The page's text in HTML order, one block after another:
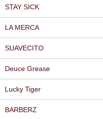
STAY SICK
LA MERCA
SUAVECITO
Deuce Grease
Lucky Tiger
BARBERZ